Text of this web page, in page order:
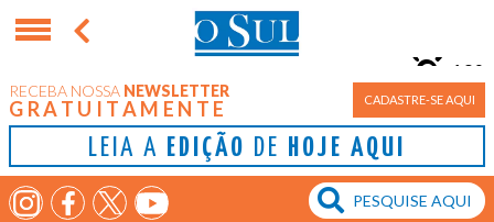
RECEBA NOSSA NEWSLETTER
GRATUITAMENTE CADASTRE-SE AQUI
LEIA A EDIÇÃO DE HOJE AQUI
Porto Alegre
10°